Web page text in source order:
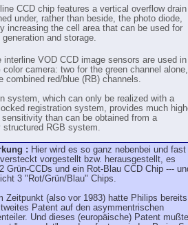
CCD chip features a vertical overflow drain
under, rather than beside, the photo diode,
increasing the cell area that can be used for
and storage.
interline VOD CCD image sensors are used in
color camera: two for the green channel alone,
combined red/blue (RB) channels.
system, which can only be realized with a
registration system, provides much
sensitivity than can be obtained from a
structured RGB system.
: Hier wird es so ganz nebenbei und fast
vorgestellt bzw. herausgestellt, es
Grün-CCDs und ein Rot-Blau CCD Chip ---
3 "Rot/Grün/Blau" Chips.
Zeitpunkt (also vor 1983) hatte Philips bereits
Patent auf den asymmentrischen
Und dieses (europäische) Patent mußte